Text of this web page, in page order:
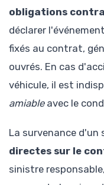
obligations
déclarer
fixés au contrat,
ouvrés. En cas
véhicule, il est
amiableavec le
La survenance d'un
directes sur le
sinistre